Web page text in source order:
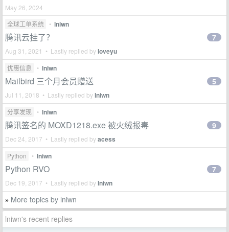
May 26, 2024
全球工单系统
• lniwn
腾讯云挂了？
Aug 31, 2021 • Lastly replied byloveyu
7
优惠信息 • lniwn
Mailbird 三个月会员赠送
Jul 11, 2018 • Lastly replied bylniwn
5
分享发现 • lniwn
腾讯签名的 MOXD1218.exe 被火绒报毒
Dec 24, 2017 • Lastly replied byacess
9
Python • lniwn
Python RVO
Dec 19, 2017 • Lastly replied bylniwn
7
» More topics by lniwn
lniwn's recent replies